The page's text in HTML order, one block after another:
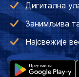
Дигитална
Занимљива
Најсвежије